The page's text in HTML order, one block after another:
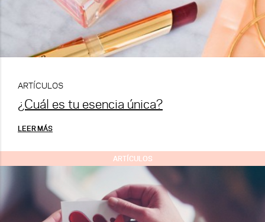
ARTÍCULOS
¿Cuál es tu esencia única?
LEER MÁS
ARTÍCULOS